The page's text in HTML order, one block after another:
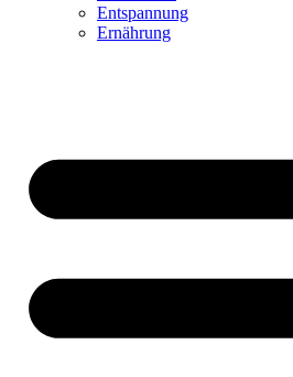
Entspannung
Ernährung